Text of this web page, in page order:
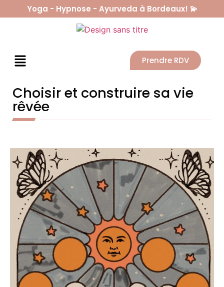
Yoga - Hypnose - Ayurveda à Bordeaux! 💫
Prendre RDV
Choisir et construire sa vie
rêvée